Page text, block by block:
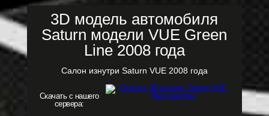
3D модель автомобиля
Saturn модели VUE Green
Line 2008 года
Салон изнутри Saturn VUE 2008 года
Скачать с нашего
сервера: